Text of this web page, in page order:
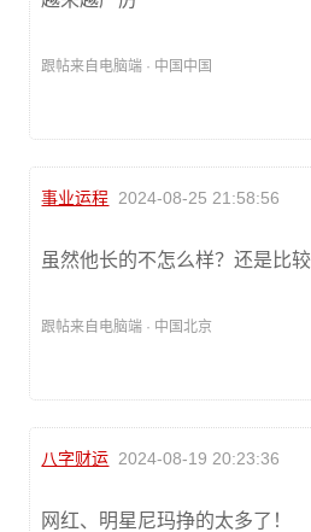
跟帖来自电脑端 · 中国中国
事业运程 2024-08-25 21:58:56
虽然他长的不怎么样？还是比
跟帖来自电脑端 · 中国北京
八字财运 2024-08-19 20:23:36
网红、明星尼玛挣的太多了！